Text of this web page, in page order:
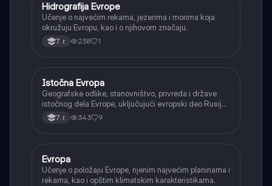
Geografija
Hidrografija Evrope
Učenje o najvećim rekama, jezerima i morima koja
okružuju Evropu, kao i o njihovom značaju.
7. r. 238 1
Geografija
Istočna Evropa
Geografske odlike, stanovništvo, privreda i države
istočnog dela Evrope, uključujući evropski deo Rusije,
Ukrajinu i Belorusiju.
7. r. 343 9
Geografija
Evropa
Učenje o položaju Evrope, njenim najvećim planinama i
rekama, kao i opštim klimatskim karakteristikama.